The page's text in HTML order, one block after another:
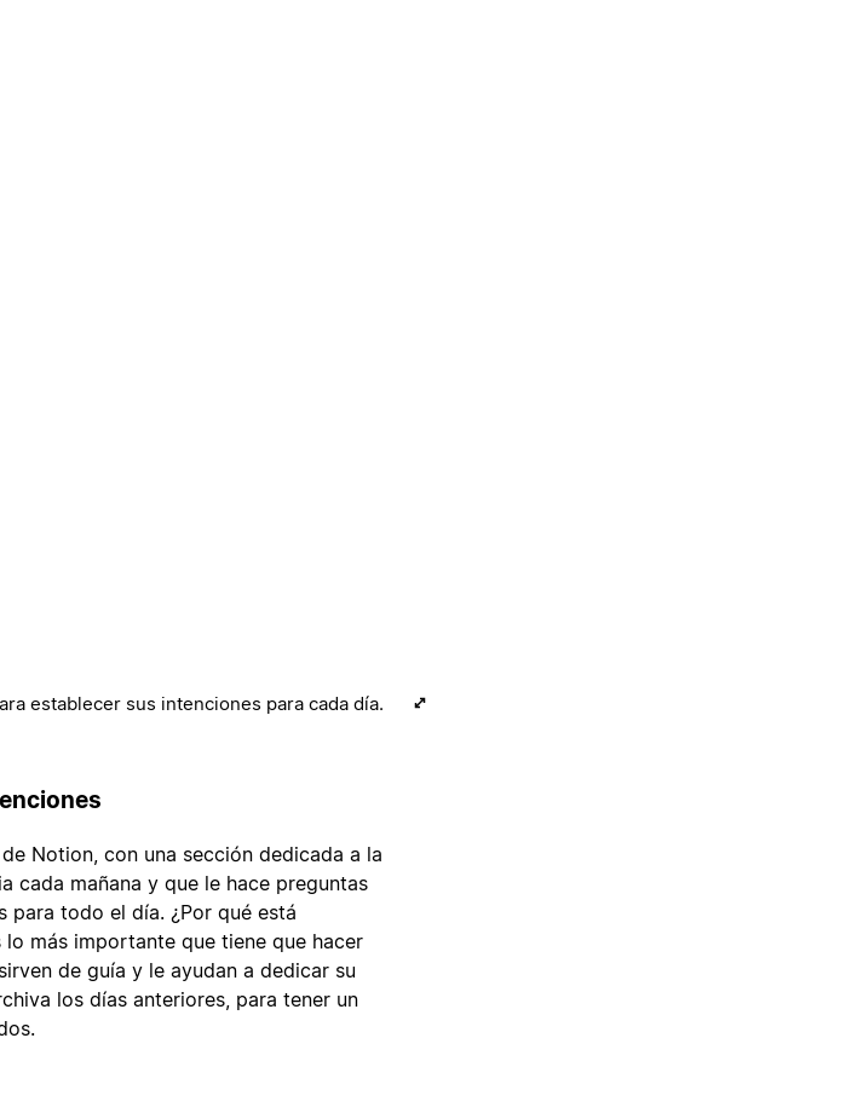
establecer sus intenciones para cada día.
Notion, con una sección dedicada a la
cada mañana y que le hace preguntas
para todo el día. ¿Por qué está
lo más importante que tiene que hacer
de guía y le ayudan a dedicar su
los días anteriores, para tener un